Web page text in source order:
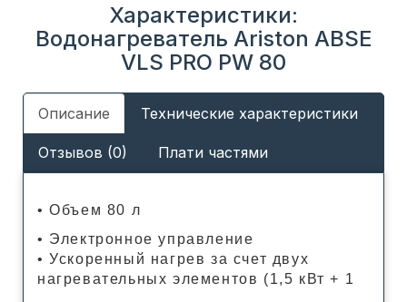
Характеристики:
Водонагреватель Ariston ABSE
VLS PRO PW 80
Описание Технические характеристики
Отзывов (0) Плати частями
• Объем 80 л
• Электронное управление
• Ускоренный нагрев за счет двух
нагревательных элементов (1,5 кВт + 1